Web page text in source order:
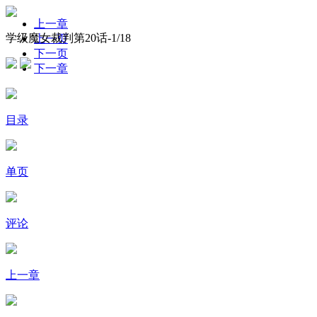
学级魔女裁判第20话-1/18
上一章
上一页
下一页
下一章
目录
单页
评论
上一章